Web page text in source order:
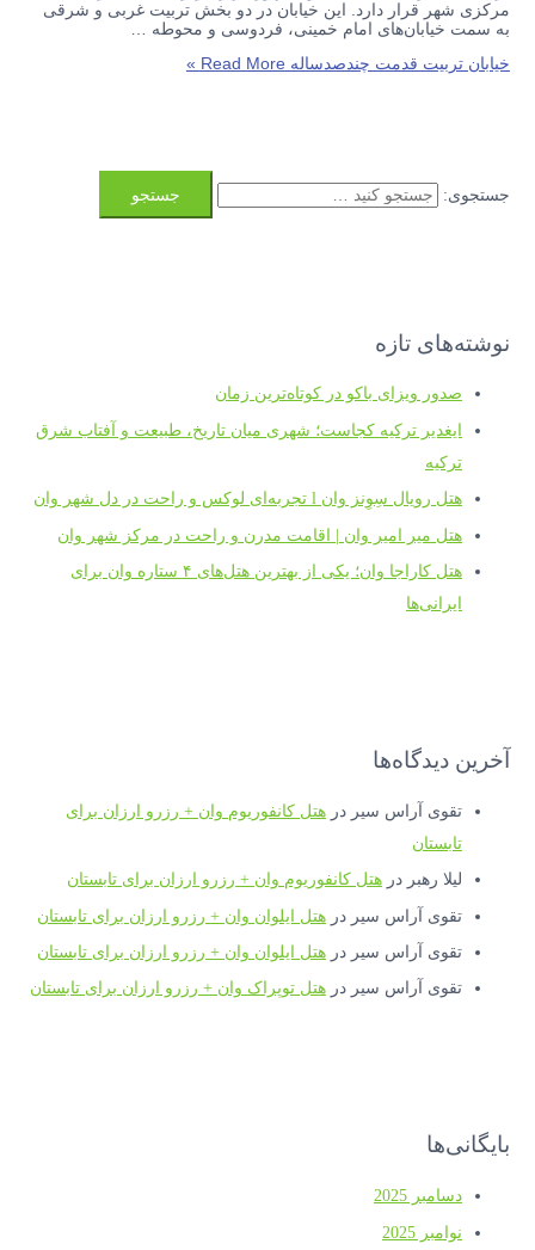
مرکزی شهر قرار دارد. این خیابان در دو بخش تربیت غربی و شرقی
به سمت خیابان‌های امام خمینی، فردوسی و محوطه …
خیابان تربیت قدمت چندصدساله
جستجوی:
نوشته‌های تازه
صدور ویزای باکو در کوتاه‌ترین زمان
ایغدیر ترکیه کجاست؛ شهری میان تاریخ، طبیعت و آفتاب شرق
ترکیه
هتل رویال سِوِنز وان l تجربه‌ای لوکس و راحت در دل شهر وان
هتل میر امیر وان | اقامت مدرن و راحت در مرکز شهر وان
هتل کاراجا وان؛ یکی از بهترین هتل‌های ۴ ستاره وان برای
ایرانی‌ها
آخرین دیدگاه‌ها
تقوی آراس سیر درهتل کانفوریوم وان + رزرو ارزان برای
تابستان
لیلا رهبر درهتل کانفوریوم وان + رزرو ارزان برای تابستان
تقوی آراس سیر درهتل ایلوان وان + رزرو ارزان برای تابستان
تقوی آراس سیر درهتل ایلوان وان + رزرو ارزان برای تابستان
تقوی آراس سیر درهتل توپراک وان + رزرو ارزان برای تابستان
بایگانی‌ها
دسامبر 2025
نوامبر 2025